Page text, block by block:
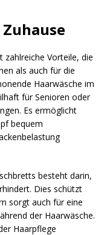
Vorteile, die
als auch für die
Haarwäsche im
für Senioren oder
Es ermöglicht
bequem
besteht darin,
Dies schützt
sorgt auch für eine
der Haarwäsche.
Haarpflege